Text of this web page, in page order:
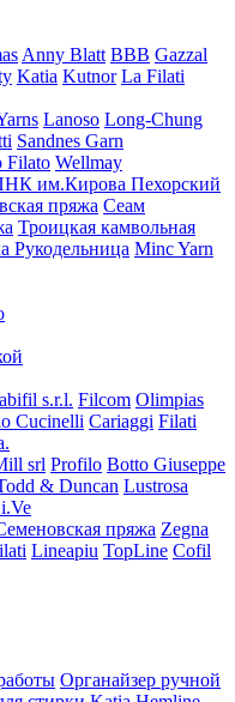
Anny Blatt BBB Gazzal
Katia Kutnor La Filati
Lanoso Long-Chung
Sandnes Garn
Filato Wellmay
им.Кирова Пехорский
пряжа Сеам
Троицкая камвольная
Рукодельница Minc Yarn
s.r.l. Filcom Olimpias
Cucinelli Cariaggi Filati
srl Profilo Botto Giuseppe
& Duncan Lustrosa
пряжа Zegna
Lineapiu TopLine Cofil
Органайзер ручной